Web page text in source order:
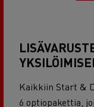
Kaikkiin Start &
6 optiopakettia,